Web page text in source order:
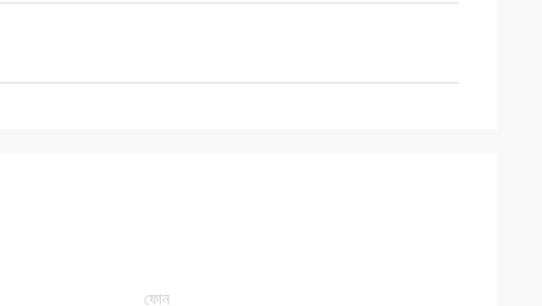
আপনার প্যাকেজগুলি ভালভাবে